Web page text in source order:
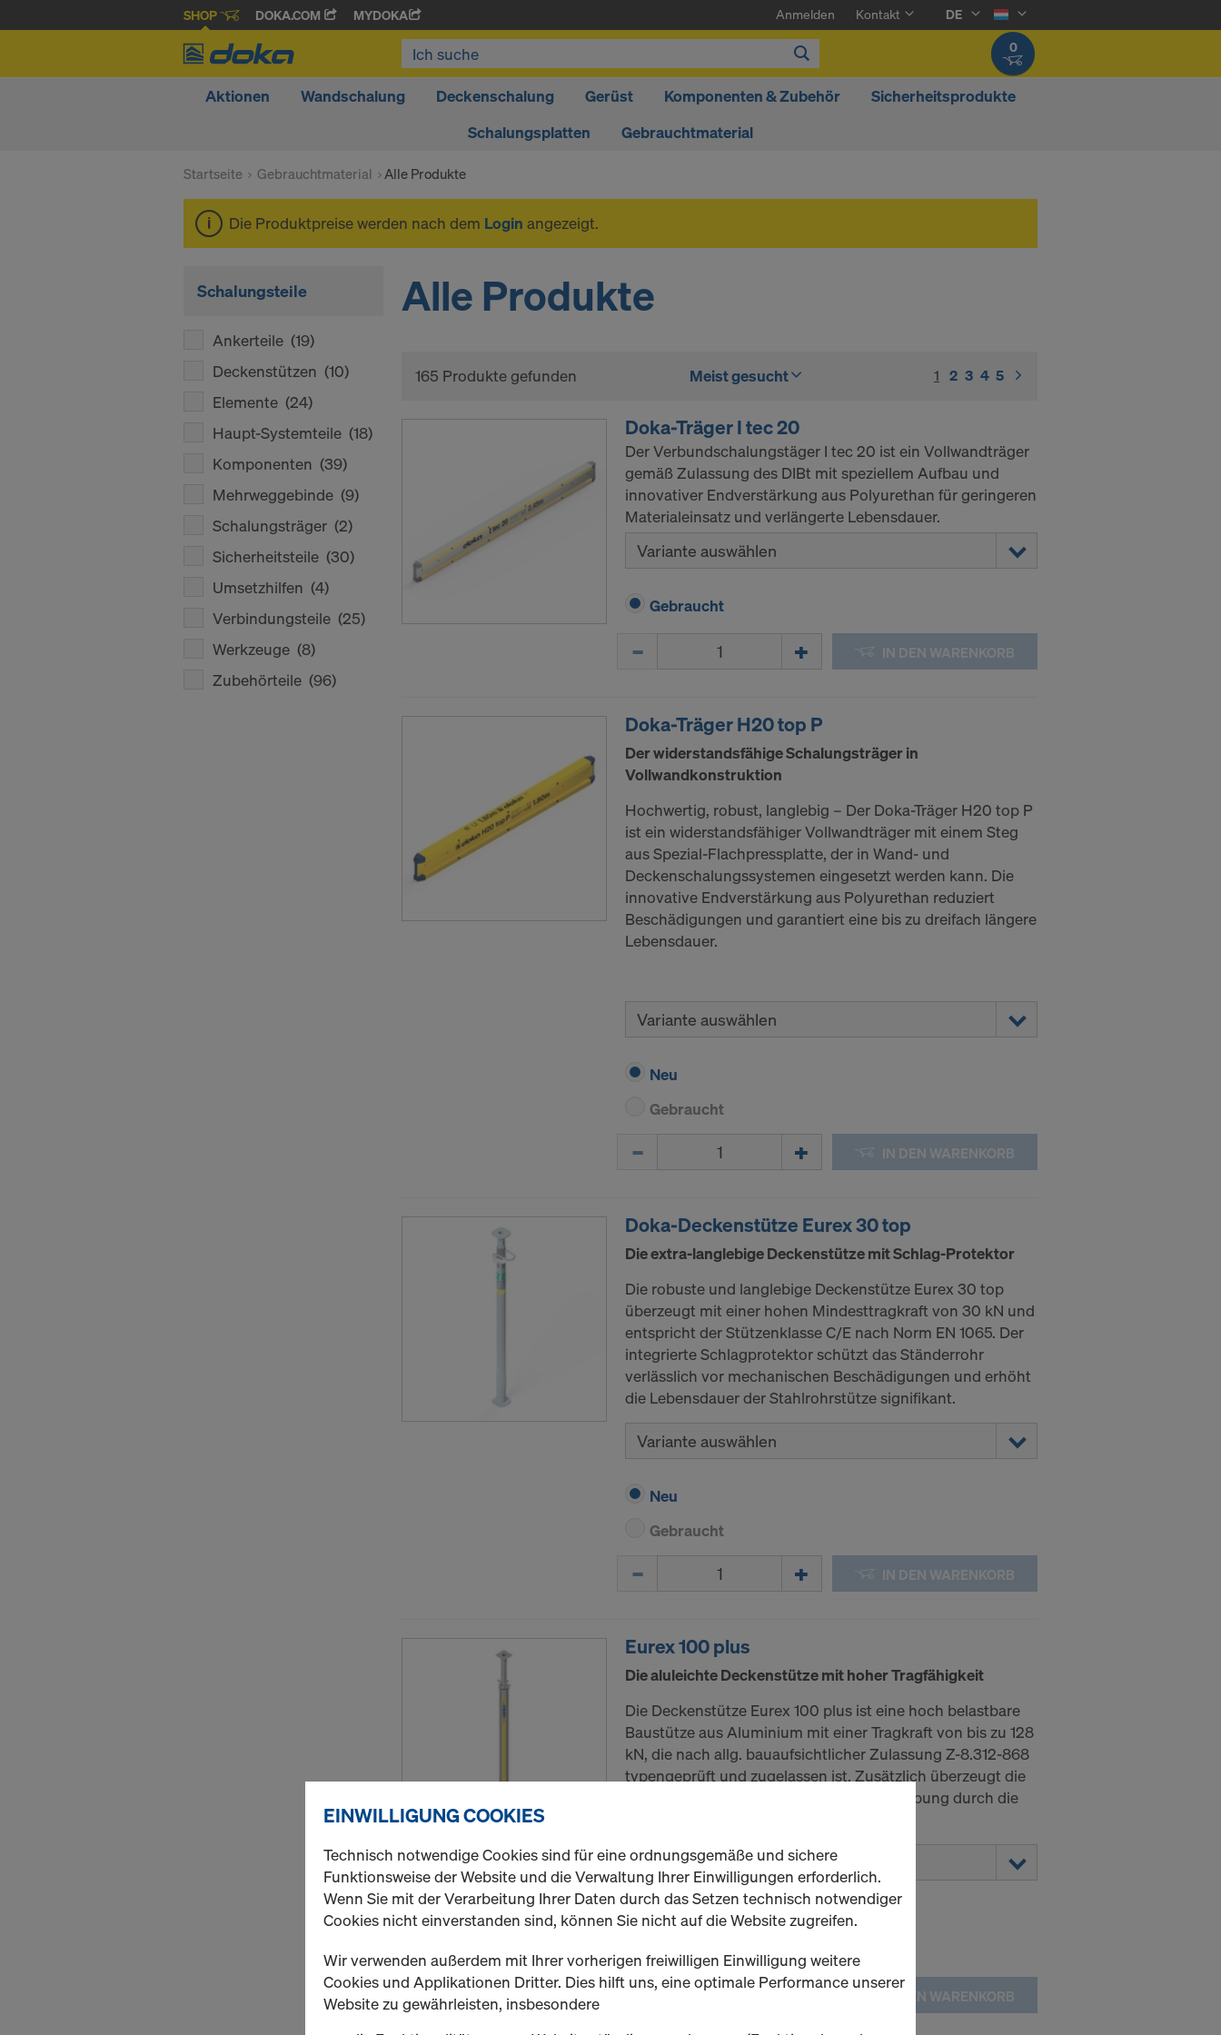
SHOP DOKA.COM MYDOKA Anmelden Kontakt
DE
0
Aktionen Wandschalung Deckenschalung Gerüst Komponenten & Zubehör
Sicherheitsprodukte
Schalungsplatten
Gebrauchtmaterial
Startseite Gebrauchtmaterial Alle Produkte
Die Produktpreise werden nach dem Login angezeigt.
Schalungsteile
Ankerteile (19)
Deckenstützen (10)
Elemente (24)
Haupt-Systemteile (18)
Komponenten (39)
Mehrweggebinde (9)
Schalungsträger (2)
Sicherheitsteile (30)
Umsetzhilfen (4)
Verbindungsteile (25)
Werkzeuge (8)
Zubehörteile (96)
Alle Produkte
165 Produkte gefunden Meist gesucht 1 (current)
2 3 4 5
Doka-Träger I tec 20
Der Verbundschalungstäger I tec 20 ist ein Vollwandträger
gemäß Zulassung des DIBt mit speziellem Aufbau und
innovativer Endverstärkung aus Polyurethan für geringeren
Materialeinsatz und verlängerte Lebensdauer.
Variante auswählen
Gebraucht
IN DEN WARENKORB
Doka-Träger H20 top P
Der widerstandsfähige Schalungsträger in
Vollwandkonstruktion
Hochwertig, robust, langlebig – Der Doka-Träger H20 top P
ist ein widerstandsfähiger Vollwandträger mit einem Steg
aus Spezial-Flachpressplatte, der in Wand- und
Deckenschalungssystemen eingesetzt werden kann. Die
innovative Endverstärkung aus Polyurethan reduziert
Beschädigungen und garantiert eine bis zu dreifach längere
Lebensdauer.
Variante auswählen
Neu
Gebraucht
IN DEN WARENKORB
Doka-Deckenstütze Eurex 30 top
Die extra-langlebige Deckenstütze mit Schlag-Protektor
Die robuste und langlebige Deckenstütze Eurex 30 top
überzeugt mit einer hohen Mindesttragkraft von 30 kN und
entspricht der Stützenklasse C/E nach Norm EN 1065. Der
integrierte Schlagprotektor schützt das Ständerrohr
verlässlich vor mechanischen Beschädigungen und erhöht
die Lebensdauer der Stahlrohrstütze signifikant.
Variante auswählen
Neu
Gebraucht
IN DEN WARENKORB
Eurex 100 plus
Die aluleichte Deckenstütze mit hoher Tragfähigkeit
Die Deckenstütze Eurex 100 plus ist eine hoch belastbare
Baustütze aus Aluminium mit einer Tragkraft von bis zu 128
kN, die nach allg. bauaufsichtlicher Zulassung Z-8.312-868
typengeprüft und zugelassen ist. Zusätzlich überzeugt die
Deckenstütze mit ihrer einfachen Handhabung durch die
Variante auswählen
Neu
Gebraucht
Menge
IN DEN WARENKORB
EINWILLIGUNG COOKIES
Technisch notwendige Cookies sind für eine ordnungsgemäße und sichere
Funktionsweise der Website und die Verwaltung Ihrer Einwilligungen erforderlich.
Wenn Sie mit der Verarbeitung Ihrer Daten durch das Setzen technisch notwendiger
Cookies nicht einverstanden sind, können Sie nicht auf die Website zugreifen.
Wir verwenden außerdem mit Ihrer vorherigen freiwilligen Einwilligung weitere
Cookies und Applikationen Dritter. Dies hilft uns, eine optimale Performance unserer
Website zu gewährleisten, insbesondere